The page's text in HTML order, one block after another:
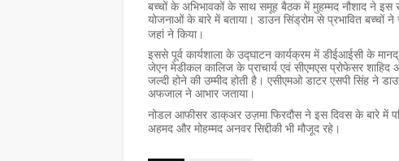
बच्चों के अभिभावकों के साथ समूह बैठक में मुहम्मद नौशाद ने इस
योजनाओं के बारे में बताया। डाउन सिंड्रोम से प्रभावित बच्चों
जहां ने किया।
इससे पूर्व कार्यशाला के उद्घाटन कार्यक्रम में डीईआईसी के
जेएन मेडीकल कालिज के प्राचार्य एवं सीएमएस प्रोफेसर शाहिद
जल्दी होने की उम्मीद होती है। एसीएमओ डाटर एसपी सिंह ने
अफजाल ने आभार जताया।
नोडल आफीसर डाक्अर उज़मा फिरदौस ने इस दिवस के बारे में
अहमद और मोहम्मद अनवर सिद्दीकी भी मौजूद रहे।